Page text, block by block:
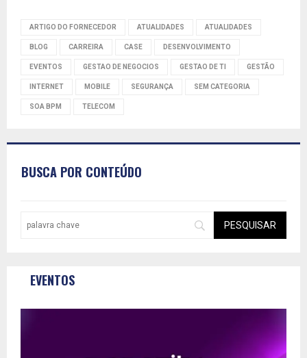
ARTIGO DO FORNECEDOR ATUALIDADES ATUALIDADES
BLOG CARREIRA CASE DESENVOLVIMENTO
EVENTOS GESTAO DE NEGOCIOS GESTAO DE TI GESTÃO
INTERNET MOBILE SEGURANÇA SEM CATEGORIA
SOA BPM TELECOM
BUSCA POR CONTEÚDO
EVENTOS